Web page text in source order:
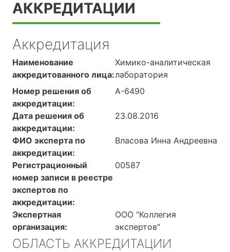
АККРЕДИТАЦИИ
Аккредитация
Наименование
аккредитованного лица:
Химико-аналитическая
лаборатория
Номер решения об
аккредитации:
А-6490
Дата решения об
аккредитации:
23.08.2016
ФИО эксперта по
аккредитации:
Власова Инна Андреевна
Регистрационный
номер записи в реестре
экспертов по
аккредитации:
00587
Экспертная
организация:
ООО "Коллегия
экспертов"
ОБЛАСТЬ АККРЕДИТАЦИИ